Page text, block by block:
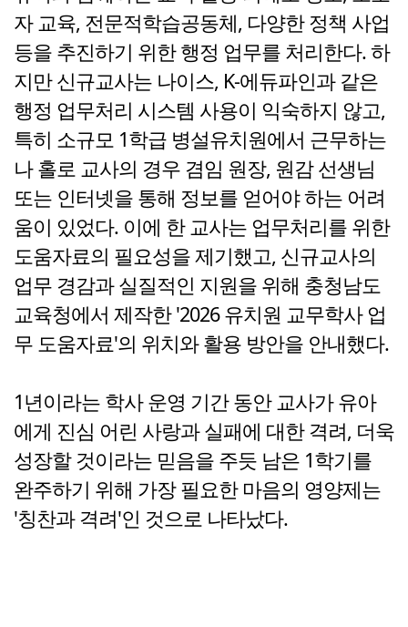
자 교육, 전문적학습공동체, 다양한 정책 사업
등을 추진하기 위한 행정 업무를 처리한다. 하
지만 신규교사는 나이스, K-에듀파인과 같은
행정 업무처리 시스템 사용이 익숙하지 않고,
특히 소규모 1학급 병설유치원에서 근무하는
나 홀로 교사의 경우 겸임 원장, 원감 선생님
또는 인터넷을 통해 정보를 얻어야 하는 어려
움이 있었다. 이에 한 교사는 업무처리를 위한
도움자료의 필요성을 제기했고, 신규교사의
업무 경감과 실질적인 지원을 위해 충청남도
교육청에서 제작한 '2026 유치원 교무학사 업
무 도움자료'의 위치와 활용 방안을 안내했다.
1년이라는 학사 운영 기간 동안 교사가 유아
에게 진심 어린 사랑과 실패에 대한 격려, 더욱
성장할 것이라는 믿음을 주듯 남은 1학기를
완주하기 위해 가장 필요한 마음의 영양제는
'칭찬과 격려'인 것으로 나타났다.